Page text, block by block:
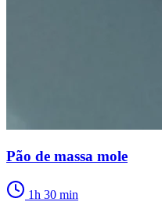
Pão de massa mole
1h 30 min